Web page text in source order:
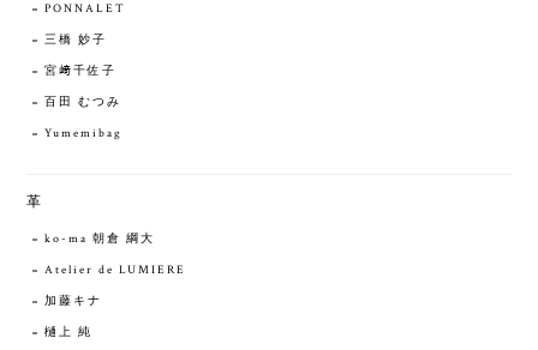
PONNALET
三橋 妙子
宮﨑千佐子
百田 むつみ
Yumemibag
革
ko-ma 朝倉 綱大
Atelier de LUMIERE
加藤キナ
樋上 純